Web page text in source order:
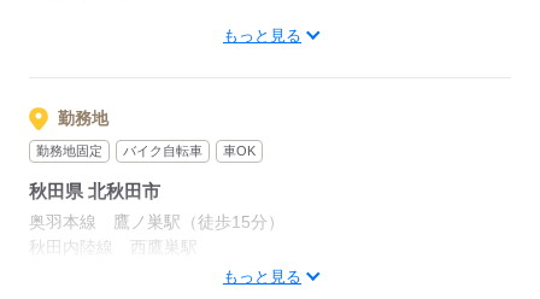
※12/300時～1/324時
寸志あり：年2回（6月・12月）
※業績による
※処遇改善手当は試用期間中（3ヶ月）は支給なし
もっと見る
勤務地
勤務地固定 バイク自転車 車OK
秋田県 北秋田市
奥羽本線 鷹ノ巣駅（徒歩15分）
秋田内陸線 西鷹巣駅
「大館のしろ空港」から車で10分
もっと見る